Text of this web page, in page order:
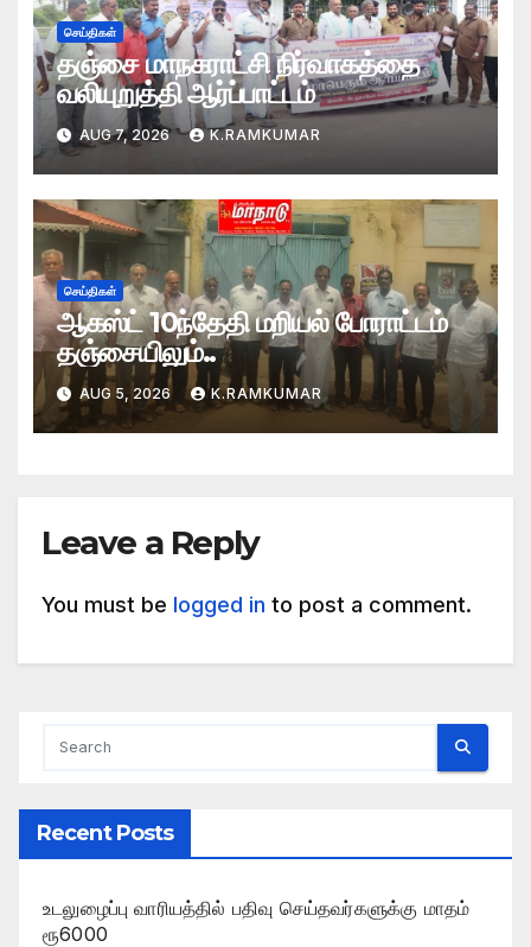
செய்திகள்
தஞ்சை மாநகராட்சி நிர்வாகத்தை
வலியுறுத்தி ஆர்ப்பாட்டம்
AUG 7, 2026 K.RAMKUMAR
செய்திகள்
ஆகஸ்ட் 10ந்தேதி மறியல் போராட்டம்
தஞ்சையிலும்..
AUG 5, 2026 K.RAMKUMAR
Leave a Reply
You must be logged in to post a comment.
Recent Posts
உடலுழைப்பு வாரியத்தில் பதிவு செய்தவர்களுக்கு மாதம்
ரூ6000